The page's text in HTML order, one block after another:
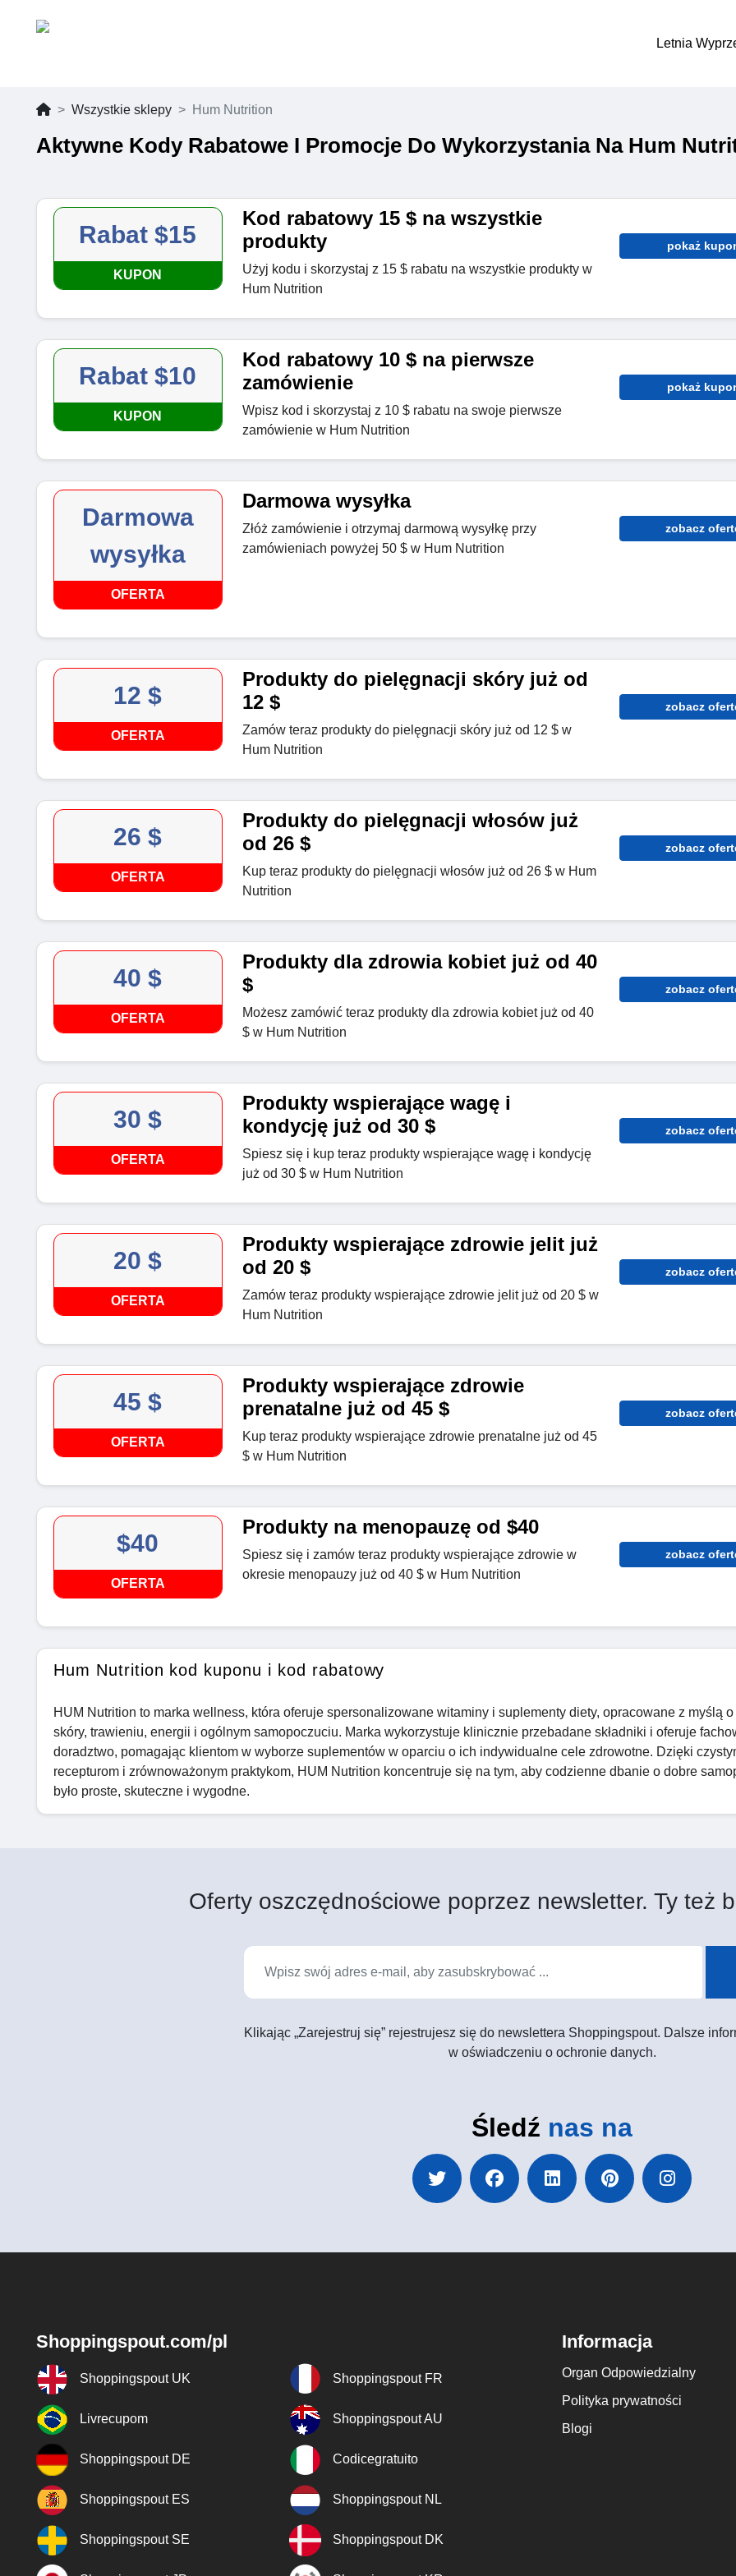
Letnia
Wszystkie sklepy Hum Nutrition
Aktywne Kody Rabatowe I Promocje Do Wykorzystania Na Hum
Rabat $15
KUPON
Kod rabatowy 15 $ na wszystkie
produkty
Użyj kodu i skorzystaj z 15 $ rabatu na wszystkie produkty w
Hum Nutrition
pokaż
Rabat $10
KUPON
Kod rabatowy 10 $ na pierwsze
zamówienie
Wpisz kod i skorzystaj z 10 $ rabatu na swoje pierwsze
zamówienie w Hum Nutrition
pokaż
Darmowa
wysyłka
OFERTA
Darmowa wysyłka
Złóż zamówienie i otrzymaj darmową wysyłkę przy
zamówieniach powyżej 50 $ w Hum Nutrition
zobacz
12 $
OFERTA
Produkty do pielęgnacji skóry już od
12 $
Zamów teraz produkty do pielęgnacji skóry już od 12 $ w
Hum Nutrition
zobacz
26 $
OFERTA
Produkty do pielęgnacji włosów już
od 26 $
Kup teraz produkty do pielęgnacji włosów już od 26 $ w Hum
Nutrition
zobacz
40 $
OFERTA
Produkty dla zdrowia kobiet już od 40
$
Możesz zamówić teraz produkty dla zdrowia kobiet już od 40
$ w Hum Nutrition
zobacz
30 $
OFERTA
Produkty wspierające wagę i
kondycję już od 30 $
Spiesz się i kup teraz produkty wspierające wagę i kondycję
już od 30 $ w Hum Nutrition
zobacz
20 $
OFERTA
Produkty wspierające zdrowie jelit już
od 20 $
Zamów teraz produkty wspierające zdrowie jelit już od 20 $ w
Hum Nutrition
zobacz
45 $
OFERTA
Produkty wspierające zdrowie
prenatalne już od 45 $
Kup teraz produkty wspierające zdrowie prenatalne już od 45
$ w Hum Nutrition
zobacz
$40
OFERTA
Produkty na menopauzę od $40
Spiesz się i zamów teraz produkty wspierające zdrowie w
okresie menopauzy już od 40 $ w Hum Nutrition
zobacz
Hum Nutrition kod kuponu i kod rabatowy
HUM Nutrition to marka wellness, która oferuje spersonalizowane witaminy i suplementy diety, opracowane z myślą
skóry, trawieniu, energii i ogólnym samopoczuciu. Marka wykorzystuje klinicznie przebadane składniki i oferuje
doradztwo, pomagając klientom w wyborze suplementów w oparciu o ich indywidualne cele zdrowotne. Dzięki
recepturom i zrównoważonym praktykom, HUM Nutrition koncentruje się na tym, aby codzienne dbanie o dobre
było proste, skuteczne i wygodne.
Oferty oszczędnościowe poprzez newsletter. Ty też
Klikając „Zarejestruj się” rejestrujesz się do newslettera Shoppingspout. Dalsze
w oświadczeniu o ochronie danych.
Śledź nas na
Shoppingspout.com/pl
Shoppingspout UK Shoppingspout FR
Livrecupom Shoppingspout AU
Shoppingspout DE Codicegratuito
Shoppingspout ES Shoppingspout NL
Shoppingspout SE Shoppingspout DK
Informacja
Organ Odpowiedzialny
Polityka prywatności
Blogi